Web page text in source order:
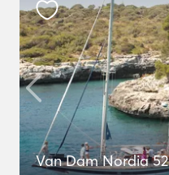
Van Dam Nordia 52